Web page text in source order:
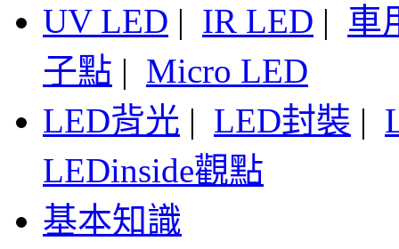
UV LED | IR LED | 車
子點 | Micro LED
LED背光 | LED封裝 |
LEDinside觀點
基本知識